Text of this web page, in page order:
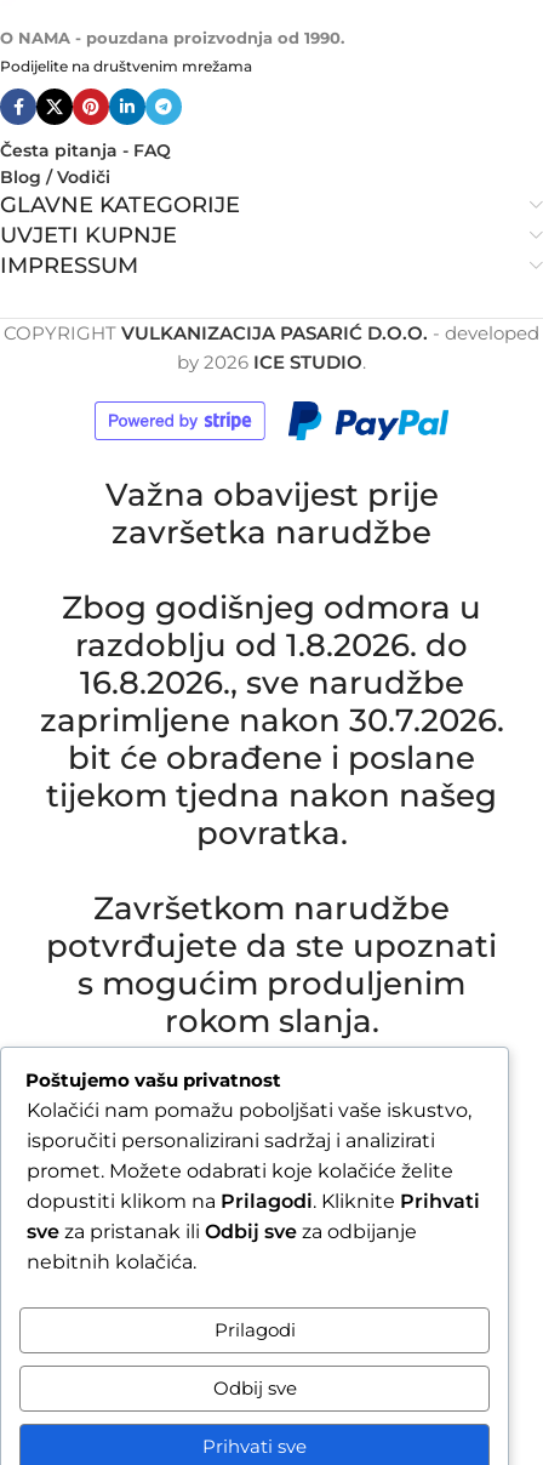
O NAMA - pouzdana proizvodnja od 1990.
Podijelite na društvenim mrežama
Česta pitanja - FAQ
Blog / Vodiči
GLAVNE KATEGORIJE
UVJETI KUPNJE
IMPRESSUM
COPYRIGHT VULKANIZACIJA PASARIĆ D.O.O. - developed
by 2026 ICE STUDIO.
Važna obavijest prije
završetka narudžbe
Zbog godišnjeg odmora u
razdoblju od 1.8.2026. do
16.8.2026., sve narudžbe
zaprimljene nakon 30.7.2026.
bit će obrađene i poslane
tijekom tjedna nakon našeg
povratka.
Završetkom narudžbe
potvrđujete da ste upoznati
s mogućim produljenim
rokom slanja.
Due to our annual holiday from 1 August 2026 to
16 August 2026, all orders received after 30 July
2026 will be processed and shipped during the
week following our return.
By completing your order, you confirm that you
are aware of the possible extended shipping
Zatvori obavijest / Close
Poštujemo vašu privatnost
Kolačići nam pomažu poboljšati vaše iskustvo,
isporučiti personalizirani sadržaj i analizirati
promet. Možete odabrati koje kolačiće želite
dopustiti klikom na Prilagodi. Kliknite Prihvati
sve za pristanak ili Odbij sve za odbijanje
nebitnih kolačića.
Prilagodi
Odbij sve
Prihvati sve
Raskid ugovora